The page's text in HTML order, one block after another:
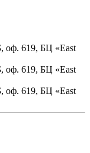
оф. 619, БЦ «East
оф. 619, БЦ «East
оф. 619, БЦ «East